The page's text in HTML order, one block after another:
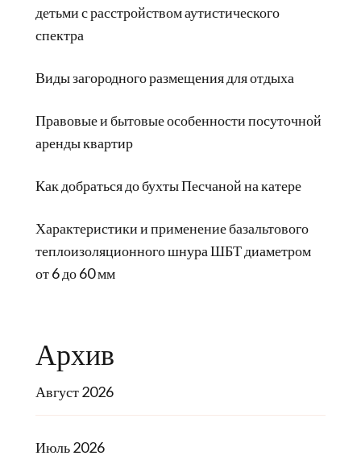
детьми с расстройством аутистического
спектра
Виды загородного размещения для отдыха
Правовые и бытовые особенности посуточной
аренды квартир
Как добраться до бухты Песчаной на катере
Характеристики и применение базальтового
теплоизоляционного шнура ШБТ диаметром
от 6 до 60 мм
Архив
Август 2026
Июль 2026